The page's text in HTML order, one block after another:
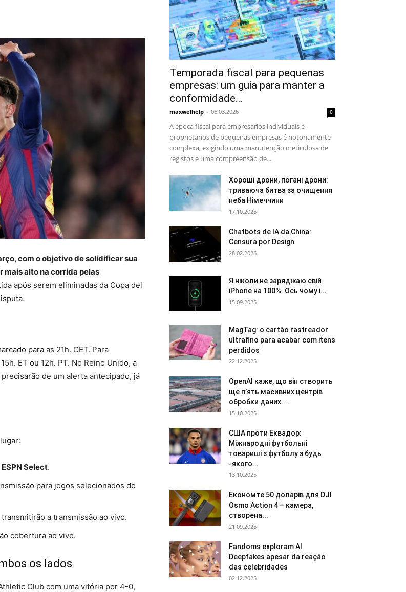
com o objetivo de solidificar sua
mais alto na corrida pelas
após serem eliminadas da Copa del
para as 21h. CET. Para
ET ou 12h. PT. No Reino Unido, a
de um alerta antecipado, já
ESPN Select.
para jogos selecionados do
transmitirão a transmissão ao vivo.
cobertura ao vivo.
os lados
Club com uma vitória por 4-0,
Temporada fiscal para pequenas
empresas: um guia para manter a
conformidade...
maxwelhelp - 06.03.2026 0
A época fiscal para empresários individuais e
proprietários de pequenas empresas é notoriamente
complexa, exigindo uma manutenção meticulosa de
registos e uma compreensão de...
Хороші дрони, погані дрони:
триваюча битва за очищення
неба Німеччини
17.10.2025
Chatbots de IA da China:
Censura por Design
28.02.2026
Я ніколи не заряджаю свій
iPhone на 100%. Ось чому і...
15.09.2025
MagTag: o cartão rastreador
ultrafino para acabar com itens
perdidos
22.12.2025
OpenAI каже, що він створить
ще п’ять масивних центрів
обробки даних....
15.10.2025
США проти Еквадор:
Міжнародні футбольні
товариші з футболу з будь
-якого...
13.10.2025
Економте 50 доларів для DJI
Osmo Action 4 – камера,
створена...
21.09.2025
Fandoms exploram AI
Deepfakes apesar da reação
das celebridades
02.12.2025